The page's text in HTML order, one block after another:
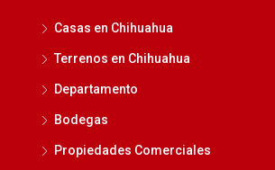
Casas en Chihuahua
Terrenos en Chihuahua
Departamento
Bodegas
Propiedades Comerciales